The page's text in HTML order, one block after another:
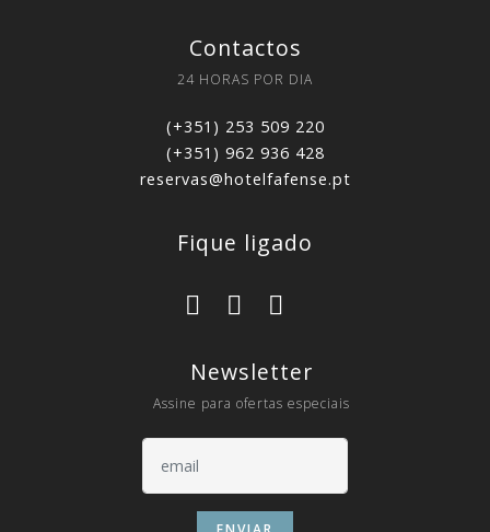
Contactos
24 HORAS POR DIA
(+351) 253 509 220
(+351) 962 936 428
reservas@hotelfafense.pt
Fique ligado
Newsletter
Assine para ofertas especiais